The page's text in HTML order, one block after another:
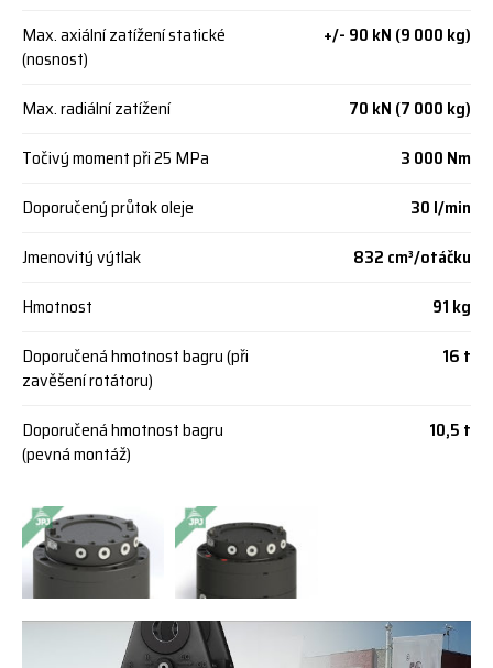
Max. axiální zatížení statické
(nosnost)
+/- 90 kN (9 000 kg)
Max. radiální zatížení
70 kN (7 000 kg)
Točivý moment při 25 MPa
3 000 Nm
Doporučený průtok oleje
30 l/min
Jmenovitý výtlak
832 cm³/otáčku
Hmotnost
91 kg
Doporučená hmotnost bagru (při
zavěšení rotátoru)
16 t
Doporučená hmotnost bagru
(pevná montáž)
10,5 t